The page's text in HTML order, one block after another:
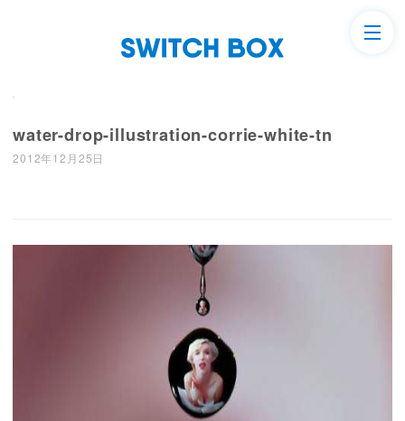
water-drop-illustration-corrie-white-tn
2012年12月25日